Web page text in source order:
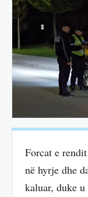
Forcat e
në hyrje dhe
kaluar, duke